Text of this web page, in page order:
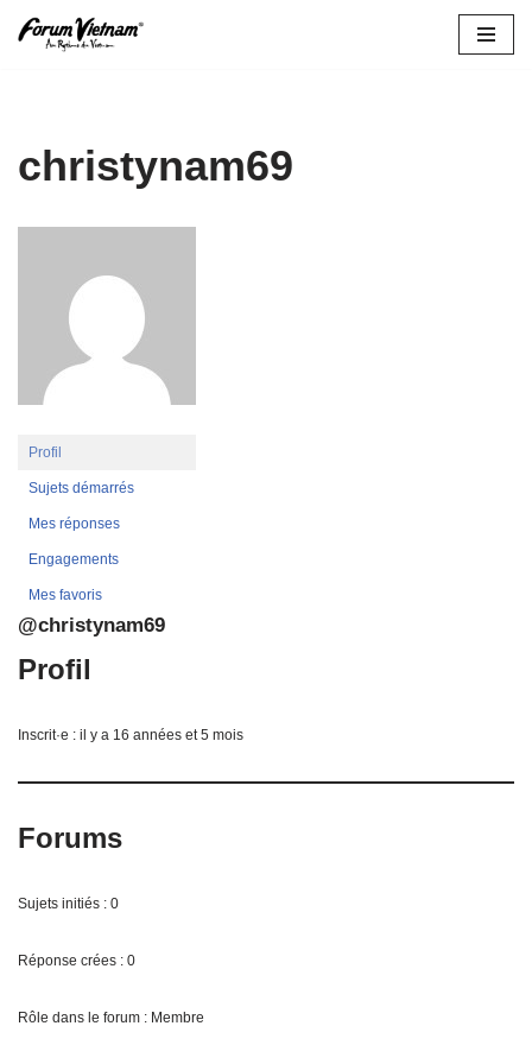
christynam69
Profil
Sujets démarrés
Mes réponses
Engagements
Mes favoris
@christynam69
Profil
Inscrit·e : il y a 16 années et 5 mois
Forums
Sujets initiés : 0
Réponse crées : 0
Rôle dans le forum : Membre